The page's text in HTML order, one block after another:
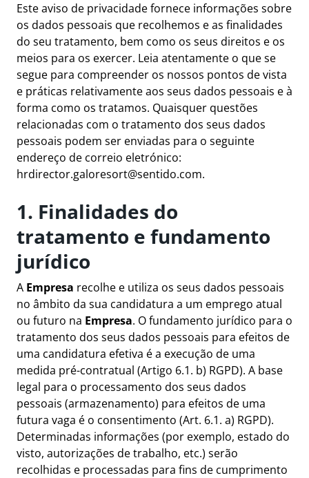
Este aviso de privacidade fornece informações sobre
os dados pessoais que recolhemos e as finalidades
do seu tratamento, bem como os seus direitos e os
meios para os exercer. Leia atentamente o que se
segue para compreender os nossos pontos de vista
e práticas relativamente aos seus dados pessoais e à
forma como os tratamos. Quaisquer questões
relacionadas com o tratamento dos seus dados
pessoais podem ser enviadas para o seguinte
endereço de correio eletrónico:
hrdirector.galoresort@sentido.com.
1. Finalidades do
tratamento e fundamento
jurídico
A Empresa recolhe e utiliza os seus dados pessoais
no âmbito da sua candidatura a um emprego atual
ou futuro na Empresa. O fundamento jurídico para o
tratamento dos seus dados pessoais para efeitos de
uma candidatura efetiva é a execução de uma
medida pré-contratual (Artigo 6.1. b) RGPD). A base
legal para o processamento dos seus dados
pessoais (armazenamento) para efeitos de uma
futura vaga é o consentimento (Art. 6.1. a) RGPD).
Determinadas informações (por exemplo, estado do
visto, autorizações de trabalho, etc.) serão
recolhidas e processadas para fins de cumprimento